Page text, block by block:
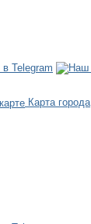
Карта города